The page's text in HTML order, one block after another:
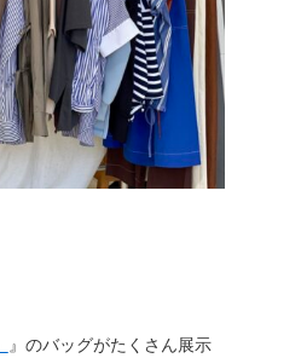
』のバッグがたくさん展示